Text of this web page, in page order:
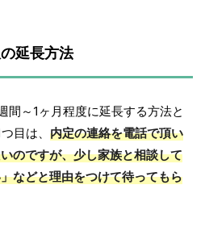
延長方法
間～1ヶ月程度に延長する方法と
目は、 内定の連絡を電話で頂い
のですが、少し家族と相談して
などと理由をつけて待ってもら